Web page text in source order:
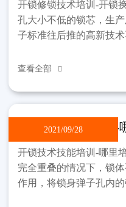
开锁修锁技术培训-开锁
孔大小不低的锁芯，生
子标准往后推的高新技
准。该学
查看全部 
2021/09/28
开锁技术技能培训-
开锁技术技能培训-哪里
完全重叠的情况下，锁
作用，将锁身弹子孔内